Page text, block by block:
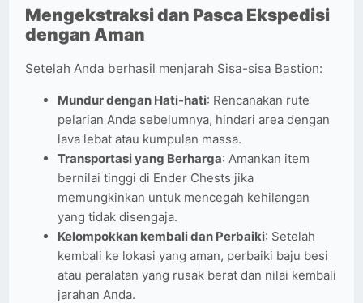
Mengekstraksi dan Pasca Ekspedisi
dengan Aman
Setelah Anda berhasil menjarah Sisa-sisa Bastion:
Mundur dengan Hati-hati: Rencanakan rute
pelarian Anda sebelumnya, hindari area dengan
lava lebat atau kumpulan massa.
Transportasi yang Berharga: Amankan item
bernilai tinggi di Ender Chests jika
memungkinkan untuk mencegah kehilangan
yang tidak disengaja.
Kelompokkan kembali dan Perbaiki: Setelah
kembali ke lokasi yang aman, perbaiki baju besi
atau peralatan yang rusak berat dan nilai kembali
jarahan Anda.